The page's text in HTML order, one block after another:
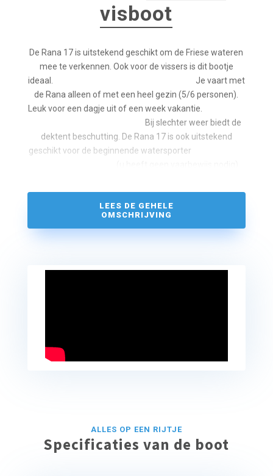
visboot
De Rana 17 is uitstekend geschikt om de Friese wateren
mee te verkennen. Ook voor de vissers is dit bootje
ideaal. Je vaart met
de Rana alleen of met een heel gezin (5/6 personen).
Leuk voor een dagje uit of een week vakantie.
Bij slechter weer biedt de
dektent beschutting. De Rana 17 is ook uitstekend
geschikt voor de beginnende watersporter
LEES DE GEHELE
OMSCHRIJVING
ALLES OP EEN RIJTJE
Specificaties van de boot